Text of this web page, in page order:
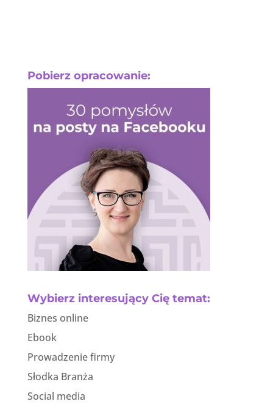
Pobierz opracowanie:
Wybierz interesujący Cię temat:
Biznes online
Ebook
Prowadzenie firmy
Słodka Branża
Social media